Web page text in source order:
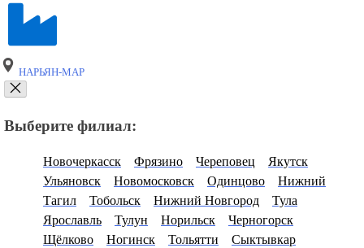
НАРЬЯН-МАР
Выберите филиал:
Новочеркасск Фрязино Череповец
Якутск
Ульяновск
Новомосковск Одинцово
Нижний
Тагил
Тобольск Нижний Новгород
Тула
Ярославль
Тулун Норильск
Черногорск
Щёлково
Ногинск Тольятти Сыктывкар